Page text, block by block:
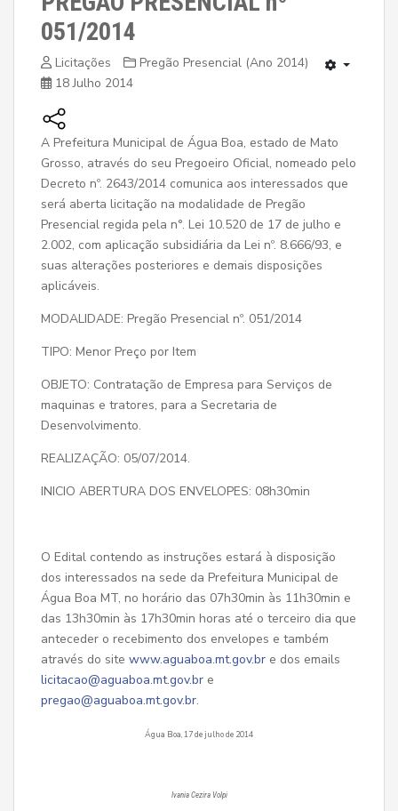
051/2014
Licitações
Pregão Presencial (Ano 2014)
18 Julho 2014
A Prefeitura Municipal de Água Boa, estado de Mato
Grosso, através do seu Pregoeiro Oficial, nomeado pelo
Decreto nº. 2643/2014 comunica aos interessados que
será aberta licitação na modalidade de Pregão
Presencial regida pela n°. Lei 10.520 de 17 de julho e
2.002, com aplicação subsidiária da Lei nº. 8.666/93, e
suas alterações posteriores e demais disposições
aplicáveis.
MODALIDADE: Pregão Presencial nº. 051/2014
TIPO: Menor Preço por Item
OBJETO: Contratação de Empresa para Serviços de
maquinas e tratores, para a Secretaria de
Desenvolvimento.
REALIZAÇÃO: 05/07/2014.
INICIO ABERTURA DOS ENVELOPES: 08h30min
O Edital contendo as instruções estará à disposição
dos interessados na sede da Prefeitura Municipal de
Água Boa MT, no horário das 07h30min às 11h30min e
das 13h30min às 17h30min horas até o terceiro dia que
anteceder o recebimento dos envelopes e também
através do site www.aguaboa.mt.gov.br e dos emails
licitacao@aguaboa.mt.gov.br e
pregao@aguaboa.mt.gov.br.
Água Boa, 17 de julho de 2014
Ivania Cezira Volpi